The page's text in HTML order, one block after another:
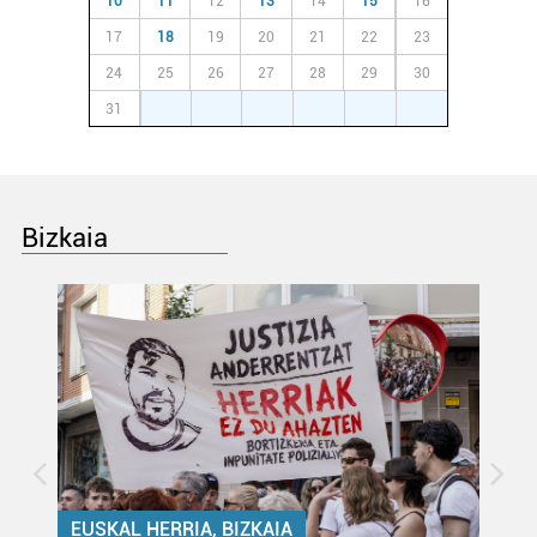
erabiltzen dituen hauta dezakezu.
Bazkide batzuek ez dizute baimenik eskatzen, eta beren
interes komertzial legitimoetan babesten dira. Ikusi gure
bazkideen zerrenda, beren ustez zein helburutarako
Lortu zure datu pertsonalak prozesatzeko moduari
datuen atalean. Edozein unetan alda edo ken dezakezu
zure baimena Cookieen adierazpenean.
Webgune honek cookie propioak eta hirugarrenen cookie-
fitxategiak erabiltzen ditu. Zure esperientzia eta
zerbitzuak hobetzeko asmoz, cookie teknologiaz
baliatzen gara. Ohar hau onartuz gero, teknologia hori
erabiltzeko baimen esplizitua ematen diguzu.Gehiago
17 18 19 20 21 22 23
24 25 26 27 28 29 30
31
Bizkaia
EUSKAL HERRIA, BIZKAIA